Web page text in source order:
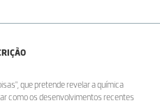
que pretende revelar a química
como os desenvolvimentos recentes